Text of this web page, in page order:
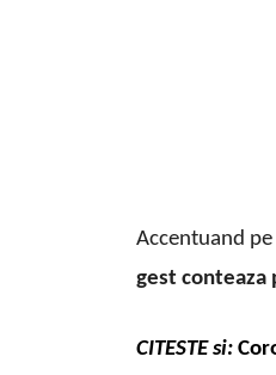
Accentuand
gest conteaza
CITESTE si: